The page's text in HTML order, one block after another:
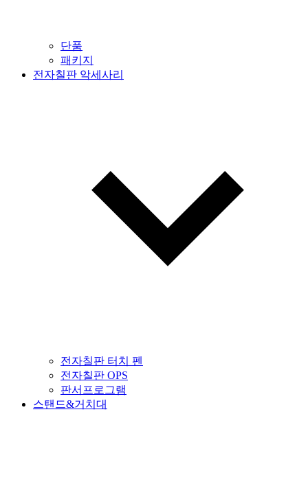
단품
패키지
전자칠판 악세사리
전자칠판 터치 펜
전자칠판 OPS
판서프로그램
스탠드&거치대